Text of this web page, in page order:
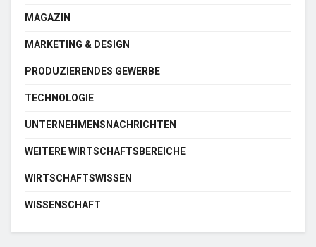
MAGAZIN
MARKETING & DESIGN
PRODUZIERENDES GEWERBE
TECHNOLOGIE
UNTERNEHMENSNACHRICHTEN
WEITERE WIRTSCHAFTSBEREICHE
WIRTSCHAFTSWISSEN
WISSENSCHAFT